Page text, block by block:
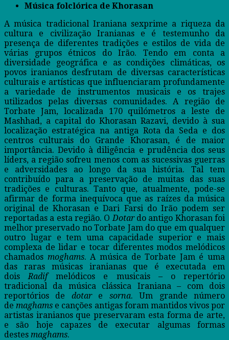
Música folclórica de Khorasan
A música tradicional Iraniana sexprime a riqueza da
cultura e civilização Iranianas e é testemunho da
presença de diferentes tradições e estilos de vida de
várias grupos étnicos do Irão. Tendo em conta a
diversidade geográfica e as condições climáticas, os
povos iranianos desfrutam de diversas características
culturais e artísticas que influenciaram profundamente
a variedade de instrumentos musicais e os trajes
utilizados pelas diversas comunidades. A região de
Torbate Jam, localizada 170 quilómetros a leste de
Mashhad, a capital do Khorasan Razavi, devido à sua
localização estratégica na antiga Rota da Seda e dos
centros culturais do Grande Khorasan, é de maior
importância. Devido à diligência e prudência dos seus
líders, a região sofreu menos com as sucessivas guerras
e adversidades ao longo da sua história. Tal tem
contribuído para a preservação de muitas das suas
tradições e culturas. Tanto que, atualmente, pode-se
afirmar de forma inequívoca que as raízes da música
original de Khorasan e Dari Farsi do Irão podem ser
reportadas a esta região. ODotardo antigo Khorasan foi
melhor preservado no Torbate Jam do que em qualquer
outro lugar e tem uma capacidade superior e mais
complexa de lidar e tocar diferentes modos melódicos
chamados moghams. A música de Torbate Jam é uma
das raras músicas iranianas que é executada em
doisRadifmelódicos e musicais – o repertório
tradicional da música clássica Iraniana – com dois
reportórios de dotare sorna. Um grande número
demaghams e canções antigas foram mantidos vivos por
artistas iranianos que preservaram esta forma de arte,
e são hoje capazes de executar algumas formas
destes maghams.